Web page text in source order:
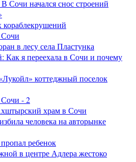
Сочи начался снос строений
кораблекрушений
в лесу села Пластунка
Как я переехала в Сочи и почему
коттеджный поселок
- 2
храм в Сочи
человека на авторынке
ребенок
в центре Адлера жестоко